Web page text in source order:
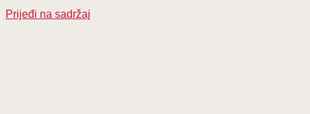
Prijeđi na sadržaj